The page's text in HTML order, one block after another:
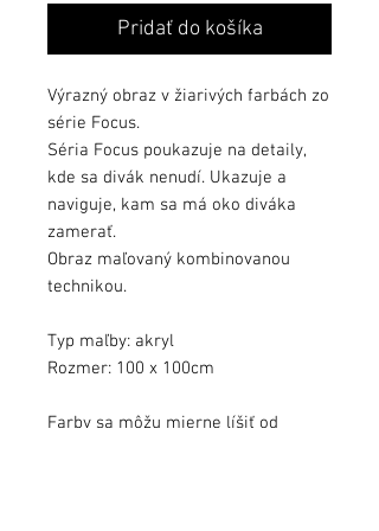
Pridať do košíka
Výrazný obraz v žiarivých farbách zo
série Focus.
Séria Focus poukazuje na detaily,
kde sa divák nenudí. Ukazuje a
naviguje, kam sa má oko diváka
zamerať.
Obraz maľovaný kombinovanou
technikou.
Typ maľby: akryl
Rozmer: 100 x 100cm
Farby sa môžu mierne líšiť od